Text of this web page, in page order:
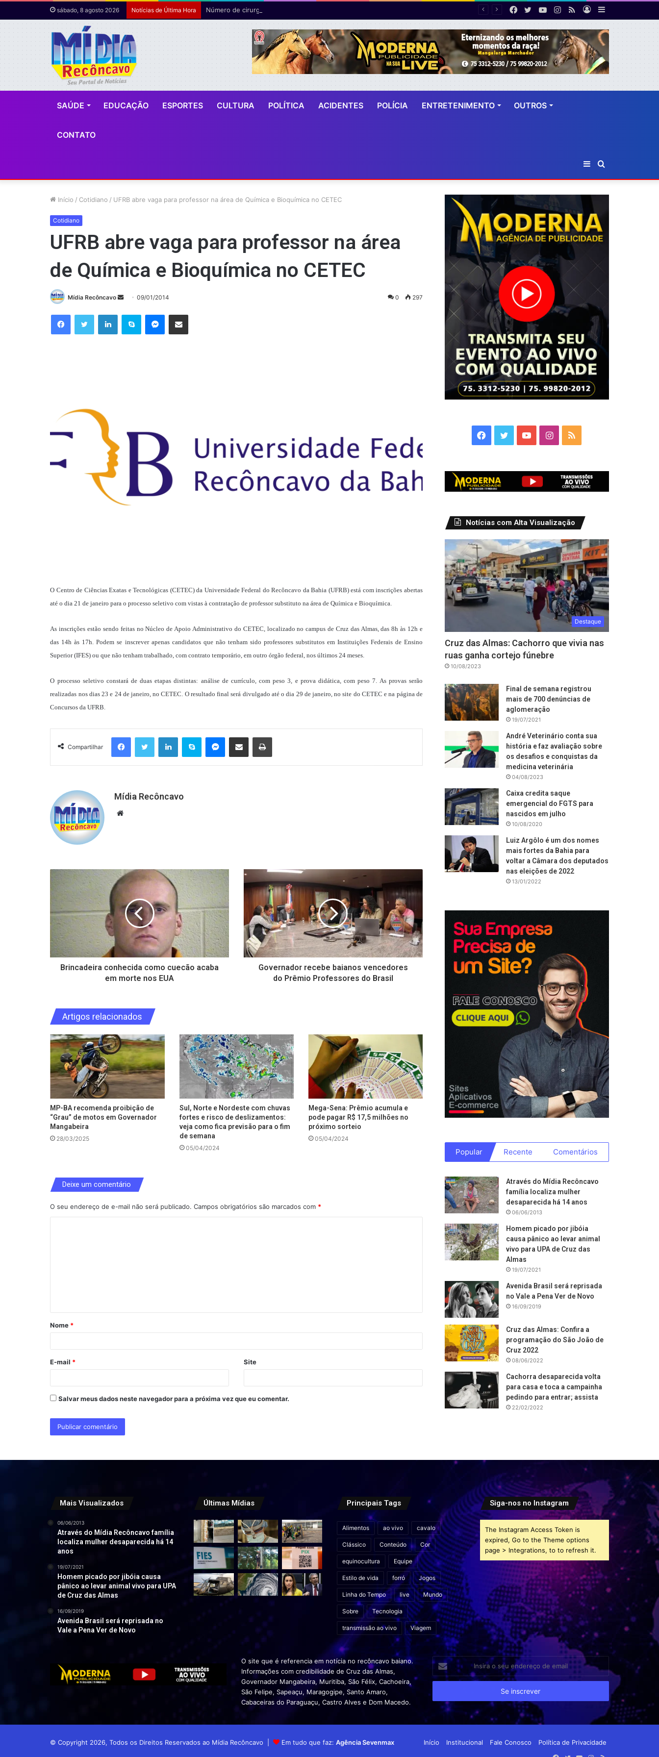
sábado, 8 agosto 2026 Notícias de Última Hora Número de cirurgias plásticas mamárias realizadas pelo SUS cresce 54% em dez anos
Barra
Lateral
Entrar
RSS
Instagram
YouTube
Twitter
Facebook
SAÚDE EDUCAÇÃO ESPORTES CULTURA POLÍTICA ACIDENTES POLÍCIA ENTRETENIMENTO OUTROS
CONTATO
por
Barra
Lateral
Início / Cotidiano / UFRB abre vaga para professor na área de Química e Bioquímica no CETEC
Cotidiano
UFRB abre vaga para professor na área
de Química e Bioquímica no CETEC
Mídia Recôncavo
Mande
e-
09/01/2014 0 297
FacebookTwitter LinkedinSkype Messenger
Compartilhar via e-mail
O Centro de Ciências Exatas e Tecnológicas (CETEC) da Universidade Federal do Recôncavo da Bahia (UFRB) está com inscrições abertas
até o dia 21 de janeiro para o processo seletivo com vistas à contratação de professor substituto na área de Química e Bioquímica.
As inscrições estão sendo feitas no Núcleo de Apoio Administrativo do CETEC, localizado no campus de Cruz das Almas, das 8h às 12h e
das 14h às 17h. Podem se inscrever apenas candidatos que não tenham sido professores substitutos em Instituições Federais de Ensino
Superior (IFES) ou que não tenham trabalhado, com contrato temporário, em outro órgão federal, nos últimos 24 meses.
O processo seletivo constará de duas etapas distintas: análise de currículo, com peso 3, e prova didática, com peso 7. As provas serão
realizadas nos dias 23 e 24 de janeiro, no CETEC. O resultado final será divulgado até o dia 29 de janeiro, no site do CETEC e na página de
Concursos da UFRB.
Compartilhar
FacebookTwitter LinkedinSkype Messenger
Compartilhar via e-mail Imprimir
Mídia Recôncavo
Website
Brincadeira conhecida como cuecão acaba
em morte nos EUA
Governador recebe baianos vencedores
do Prêmio Professores do Brasil
Artigos relacionados
MP-BA recomenda proibição de
“Grau” de motos em Governador
Mangabeira
28/03/2025
Sul, Norte e Nordeste com chuvas
fortes e risco de deslizamentos:
veja como fica previsão para o fim
de semana
05/04/2024
Mega-Sena: Prêmio acumula e
pode pagar R$ 17,5 milhões no
próximo sorteio
05/04/2024
Deixe um comentário
O seu endereço de e-mail não será publicado. Campos obrigatórios são marcados com *
á
r
*
Nome *
E-mail * Site
Salvar meus dados neste navegador para a próxima vez que eu comentar.
Facebook
TwitterYouTubeInstagram
RSS
Notícias com Alta Visualização
Destaque
Cruz das Almas: Cachorro que vivia nas
ruas ganha cortejo fúnebre
10/08/2023
Final de semana registrou
mais de 700 denúncias de
aglomeração
19/07/2021
André Veterinário conta sua
história e faz avaliação sobre
os desafios e conquistas da
medicina veterinária
04/08/2023
Caixa credita saque
emergencial do FGTS para
nascidos em julho
10/08/2020
Luiz Argôlo é um dos nomes
mais fortes da Bahia para
voltar a Câmara dos deputados
nas eleições de 2022
13/01/2022
Popular Recente Comentários
Através do Mídia Recôncavo
família localiza mulher
desaparecida há 14 anos
06/06/2013
Homem picado por jibóia
causa pânico ao levar animal
vivo para UPA de Cruz das
Almas
19/07/2021
Avenida Brasil será reprisada
no Vale a Pena Ver de Novo
16/09/2019
Cruz das Almas: Confira a
programação do São João de
Cruz 2022
08/06/2022
Cachorra desaparecida volta
para casa e toca a campainha
pedindo para entrar; assista
22/02/2022
Mais Visualizados
06/06/2013
Através do Mídia Recôncavo família
localiza mulher desaparecida há 14
anos
19/07/2021
Homem picado por jibóia causa
pânico ao levar animal vivo para UPA
de Cruz das Almas
16/09/2019
Avenida Brasil será reprisada no
Vale a Pena Ver de Novo
Últimas Mídias Principais Tags
Alimentos ao vivo cavalo
Clássico Conteúdo Cor
equinocultura Equipe
Estilo de vida forró Jogos
Linha do Tempo live Mundo
Sobre Tecnologia
transmissão ao vivo Viagem
Siga-nos no Instagram
The Instagram Access Token is
expired, Go to the Theme options
page > Integrations, to to refresh it.
O site que é referencia em notícia no recôncavo baiano.
Informações com credibilidade de Cruz das Almas,
Governador Mangabeira, Muritiba, São Félix, Cachoeira,
São Felipe, Sapeaçu, Maragogipe, Santo Amaro,
Cabaceiras do Paraguaçu, Castro Alves e Dom Macedo.
Insira
seu
de
email
© Copyright 2026, Todos os Direitos Reservados ao Mídia Recôncavo | Em tudo que faz:Agência Sevenmax Início Institucional Fale Conosco
Política de Privacidade